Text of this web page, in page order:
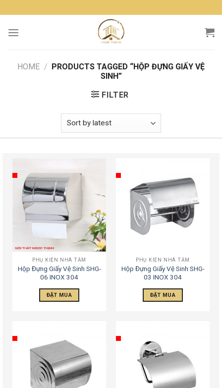
to
content
HOME / PRODUCTS TAGGED “HỘP ĐỰNG GIẤY VỆ
SINH”
FILTER
PHỤ KIỆN NHÀ TẮM
Hộp Đựng Giấy Vệ Sinh SHG-
06 INOX 304
ĐẶT MUA
PHỤ KIỆN NHÀ TẮM
Hộp Đựng Giấy Vệ Sinh SHG-
03 INOX 304
ĐẶT MUA